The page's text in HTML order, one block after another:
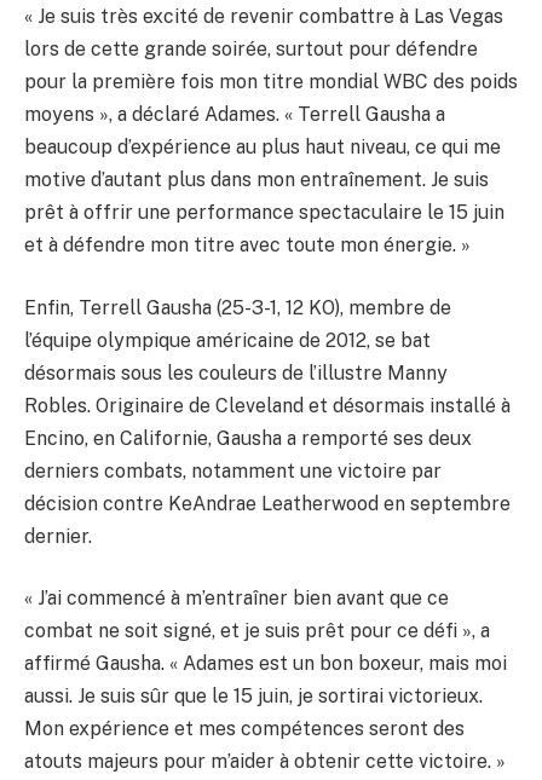
« Je suis très excité de revenir combattre à Las Vegas
lors de cette grande soirée, surtout pour défendre
pour la première fois mon titre mondial WBC des poids
moyens », a déclaré Adames. « Terrell Gausha a
beaucoup d’expérience au plus haut niveau, ce qui me
motive d’autant plus dans mon entraînement. Je suis
prêt à offrir une performance spectaculaire le 15 juin
et à défendre mon titre avec toute mon énergie. »
Enfin, Terrell Gausha (25-3-1, 12 KO), membre de
l’équipe olympique américaine de 2012, se bat
désormais sous les couleurs de l’illustre Manny
Robles. Originaire de Cleveland et désormais installé à
Encino, en Californie, Gausha a remporté ses deux
derniers combats, notamment une victoire par
décision contre KeAndrae Leatherwood en septembre
dernier.
« J’ai commencé à m’entraîner bien avant que ce
combat ne soit signé, et je suis prêt pour ce défi », a
affirmé Gausha. « Adames est un bon boxeur, mais moi
aussi. Je suis sûr que le 15 juin, je sortirai victorieux.
Mon expérience et mes compétences seront des
atouts majeurs pour m’aider à obtenir cette victoire. »